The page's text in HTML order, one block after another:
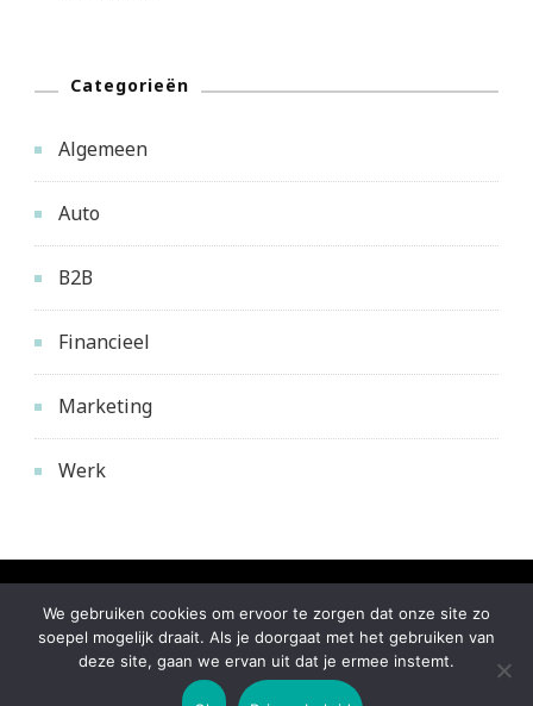
Categorieën
Algemeen
Auto
B2B
Financieel
Marketing
Werk
© Copyright 2026mijneigenmarktplaats.nl . Alle
rechten voorbehouden.Travel Nomad | Ontwikkeld
doorBlossom Themes. Mogelijk gemaakt door
We gebruiken cookies om ervoor te zorgen dat onze site zo
soepel mogelijk draait. Als je doorgaat met het gebruiken van
deze site, gaan we ervan uit dat je ermee instemt.